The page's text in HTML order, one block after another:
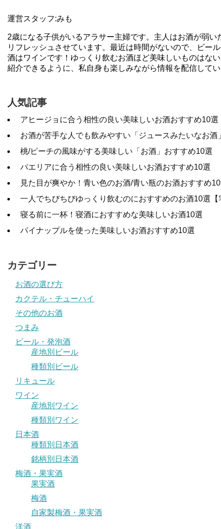
運営スタッフ:みも
2歳になる子供がいるアラサー主婦です。主人はお酒が弱
リフレッシュさせています。最近は時間がないので、ビー
酒はワインです！ゆっくり飲むお酒ほど美味しいものはな
紹介できるように、私自身も楽しみながら情報を配信して
人気記事
アヒージョに合う相性の良い美味しいお酒おすすめ10選
お酒が苦手な人でも飲みやすい「ジュースみたいなお酒
桃/ピーチの風味がする美味しい「お酒」おすすめ10選
パエリアに合う相性の良い美味しいお酒おすすめ10選
見た目が爽やか！青い色のお酒/青い瓶のお酒おすすめ
一人でちびちびゆっくり飲むのにおすすめのお酒10選【
寝る前に一杯！寝酒におすすめな美味しいお酒10選
パイナップルを使った美味しいお酒おすすめ10選
カテゴリー
お酒の選び方
カクテル・チューハイ
その他のお酒
つまみ
ビール・発泡酒
産地別ビール
種類別ビール
リキュール
ワイン
産地別ワイン
種類別ワイン
日本酒
種類別日本酒
銘柄別日本酒
梅酒・果実酒
果実酒
梅酒
自家製梅酒・果実酒
洋酒